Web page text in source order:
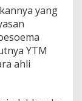
yang
YTM
ahli